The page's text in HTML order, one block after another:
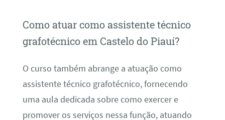
Como atuar como assistente técnico
grafotécnico em Castelo do Piauí?
O curso também abrange a atuação como
assistente técnico grafotécnico, fornecendo
uma aula dedicada sobre como exercer e
promover os serviços nessa função, atuando